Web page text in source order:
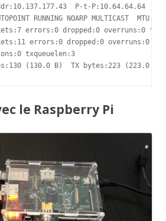
P-t-P:10.64.64.64
RUNNING NOARP MULTICAST
errors:0 dropped:0 overruns:0
errors:0 dropped:0 overruns:0
txqueuelen:3
(130.0 B)  TX bytes:223 (223.0 B)
le Raspberry Pi